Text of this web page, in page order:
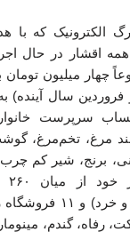
الکترونیک که با
اقشار در حال
چهار میلیون تومان
سال آینده)
سرپرست خانوار
مرغ، تخم‌مرغ،
برنج، شیر کم
فروشگاه‌های
رفاه، گندم،